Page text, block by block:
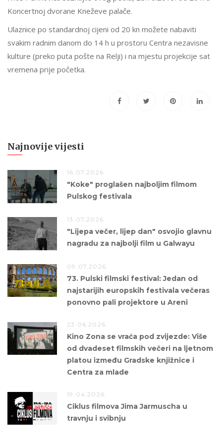
Koncertnoj dvorane Kneževe palače.
Ulaznice po standardnoj cijeni od 20 kn možete nabaviti
svakim radnim danom do 14 h u prostoru Centra nezavisne
kulture (preko puta pošte na Relji) i na mjestu projekcije sat
vremena prije početka.
Najnovije vijesti
16.07.2026.
"Koke" proglašen najboljim filmom
Pulskog festivala
13.07.2026.
"Lijepa večer, lijep dan" osvojio glavnu
nagradu za najbolji film u Galwayu
09.07.2026.
73. Pulski filmski festival: Jedan od
najstarijih europskih festivala večeras
ponovno pali projektore u Areni
23.06.2026.
Kino Zona se vraća pod zvijezde: Više
od dvadeset filmskih večeri na ljetnom
platou između Gradske knjižnice i
Centra za mlade
19.04.2026.
Ciklus filmova Jima Jarmuscha u
travnju i svibnju